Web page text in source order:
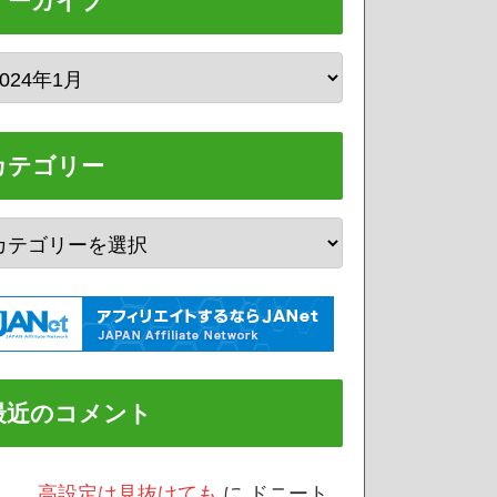
テゴリー
近のコメント